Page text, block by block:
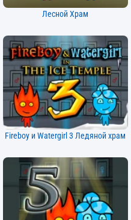
Лесной Храм
Fireboy и Watergirl 3 Ледяной храм